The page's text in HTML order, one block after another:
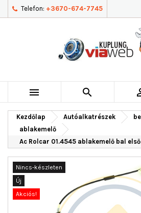
Telefon: +3670-674-7745
 
Kezdőlap Autóalkatrészek
ablakemelő
Ac Rolcar 01.4545 ablakemelő bal első
Nincs-készleten
Új
Akciós!